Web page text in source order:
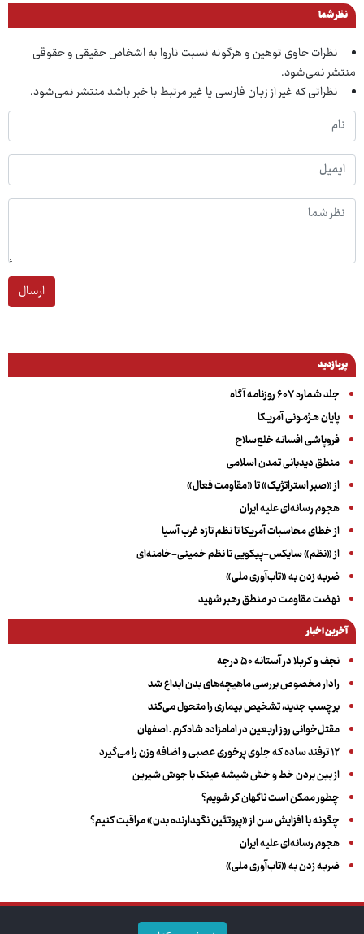
نظر شما
نظرات حاوی توهین و هرگونه نسبت ناروا به اشخاص حقیقی و حقوقی
منتشر نمی‌شود.
نظراتی که غیر از زبان فارسی یا غیر مرتبط با خبر باشد منتشر نمی‌شود.
ارسال
پربازدید
جلد شماره ۶۰۷ روزنامه آگاه
پایان هـژمـونی آمریـکا
فروپاشی افسانه خلع‌سلاح
منطق دیدبانی تمدن اسلامی
از «صبر استراتژیک» تا «مقاومت فعال»
هجوم رسانه‌ای علیه ایران
از خطای محاسبات آمریکا تا نظم تازه غرب آسیا
از «نظم» سایکس-پیکویی تا نظم خمینی-خامنه‌ای
ضربه زدن به «تاب‌آوری ملی»
نهضت مقاومت در منطق رهبر شهید
آخرین اخبار
نجف و کربلا در آستانه ۵۰ درجه
رادار مخصوص بررسی ماهیچه‌های بدن ابداع شد
برچسب جدید، تشخیص بیماری را متحول می‌کند
مقتل‌خوانی روز اربعین در امامزاده شاه‌کرم ـ اصفهان
۱۲ ترفند ساده که جلوی پرخوری عصبی و اضافه ‌وزن را می‌گیرد
از بین بردن خط و خش شیشه عینک با جوش شیرین
چطور ممکن است ناگهان کر شویم؟
چگونه با افزایش سن از «پروتئین نگهدارنده بدن» مراقبت کنیم؟
هجوم رسانه‌ای علیه ایران
ضربه زدن به «تاب‌آوری ملی»